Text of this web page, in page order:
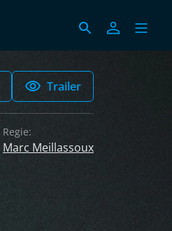
Trailer
Regie:
Marc Meillassoux